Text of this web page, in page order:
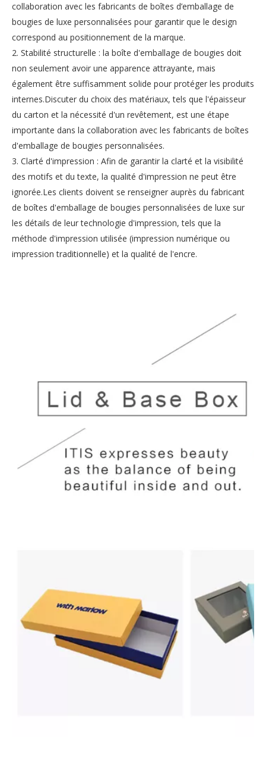
collaboration avec les fabricants de boîtes d’emballage de
bougies de luxe personnalisées pour garantir que le design
correspond au positionnement de la marque.
2. Stabilité structurelle : la boîte d'emballage de bougies doit
non seulement avoir une apparence attrayante, mais
également être suffisamment solide pour protéger les produits
internes.Discuter du choix des matériaux, tels que l'épaisseur
du carton et la nécessité d'un revêtement, est une étape
importante dans la collaboration avec les fabricants de boîtes
d'emballage de bougies personnalisées.
3. Clarté d'impression : Afin de garantir la clarté et la visibilité
des motifs et du texte, la qualité d'impression ne peut être
ignorée.Les clients doivent se renseigner auprès du fabricant
de boîtes d'emballage de bougies personnalisées de luxe sur
les détails de leur technologie d'impression, tels que la
méthode d'impression utilisée (impression numérique ou
impression traditionnelle) et la qualité de l'encre.